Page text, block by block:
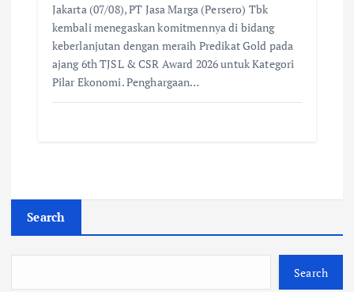
Jakarta (07/08), PT Jasa Marga (Persero) Tbk
kembali menegaskan komitmennya di bidang
keberlanjutan dengan meraih Predikat Gold pada
ajang 6th TJSL & CSR Award 2026 untuk Kategori
Pilar Ekonomi. Penghargaan…
Search
Search